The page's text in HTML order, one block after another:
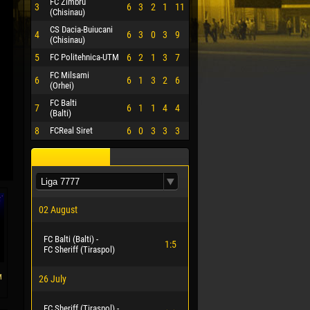
3
(Chisinau)
6 3 2 1 11
4
CS Dacia-Buiucani
(Chisinau)
6 3 0 3 9
5 FC Politehnica-UTM 6 2 1 3 7
6
FC Milsami
(Orhei)
6 1 3 2 6
7
FC Balti
(Balti)
6 1 1 4 4
8 FCReal Siret 6 0 3 3 3
02 August
FC Balti (Balti) -
FC Sheriff (Tiraspol)
1:5
26 July